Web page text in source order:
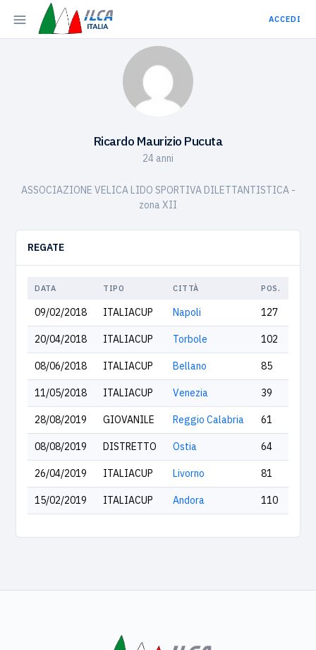
ACCEDI
Ricardo Maurizio Pucuta
24 anni
ASSOCIAZIONE VELICA LIDO SPORTIVA DILETTANTISTICA -
zona XII
REGATE
DATA TIPO CITTÀ POS.
09/02/2018 ITALIACUP Napoli 127
20/04/2018 ITALIACUP Torbole 102
08/06/2018 ITALIACUP Bellano 85
11/05/2018 ITALIACUP Venezia 39
28/08/2019 GIOVANILE Reggio Calabria 61
08/08/2019 DISTRETTO Ostia 64
26/04/2019 ITALIACUP Livorno 81
15/02/2019 ITALIACUP Andora 110